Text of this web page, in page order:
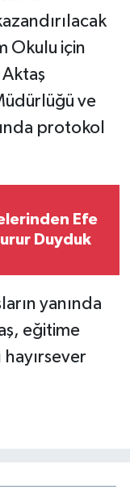
Okulu için
ve
protokol
Efe
Duyduk
yanında
eğitime